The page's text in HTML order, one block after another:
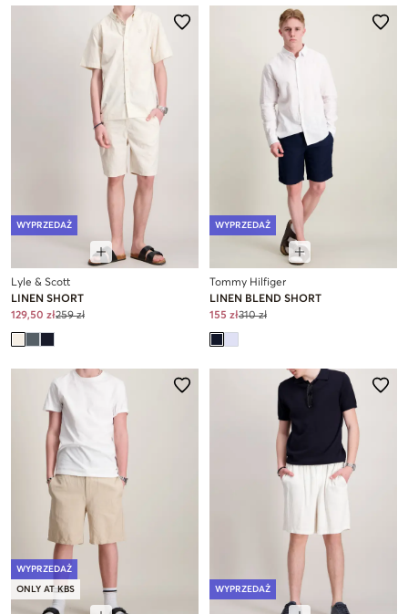
WYPRZEDAŻ
Lyle & Scott
LINEN SHORT
129,50 zł259 zł
WYPRZEDAŻ
Tommy Hilfiger
LINEN BLEND SHORT
155 zł310 zł
WYPRZEDAŻ
ONLY AT KBS WYPRZEDAŻ